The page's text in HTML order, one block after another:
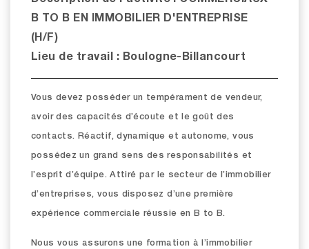
B TO B EN IMMOBILIER D'ENTREPRISE
(H/F)
Lieu de travail : Boulogne-Billancourt
Vous devez posséder un tempérament de vendeur,
avoir des capacités d’écoute et le goût des
contacts. Réactif, dynamique et autonome, vous
possédez un grand sens des responsabilités et
l’esprit d’équipe. Attiré par le secteur de l’immobilier
d’entreprises, vous disposez d’une première
expérience commerciale réussie en B to B.
Nous vous assurons une formation à l’immobilier